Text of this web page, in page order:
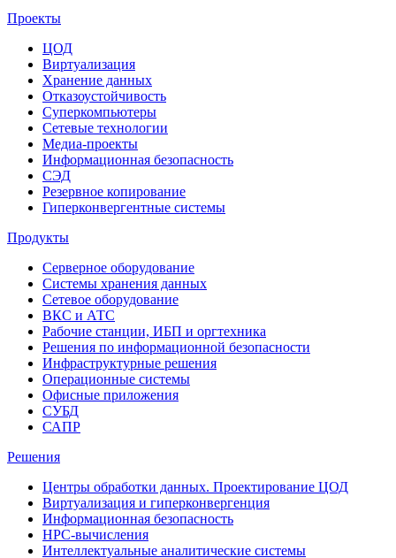
Проекты
ЦОД
Виртуализация
Хранение данных
Отказоустойчивость
Суперкомпьютеры
Сетевые технологии
Медиа-проекты
Информационная безопасность
СЭД
Резервное копирование
Гиперконвергентные системы
Продукты
Серверное оборудование
Системы хранения данных
Сетевое оборудование
ВКС и АТС
Рабочие станции, ИБП и оргтехника
Решения по информационной безопасности
Инфраструктурные решения
Операционные системы
Офисные приложения
СУБД
САПР
Решения
Центры обработки данных. Проектирование ЦОД
Виртуализация и гиперконвергенция
Информационная безопасность
HPC-вычисления
Интеллектуальные аналитические системы